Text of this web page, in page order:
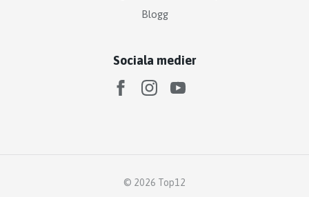
Blogg
Sociala medier
© 2026 Top12